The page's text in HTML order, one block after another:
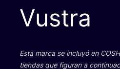
Vustra
Esta mar­ca se inclu­yó en COSH
tien­das que figu­ran a